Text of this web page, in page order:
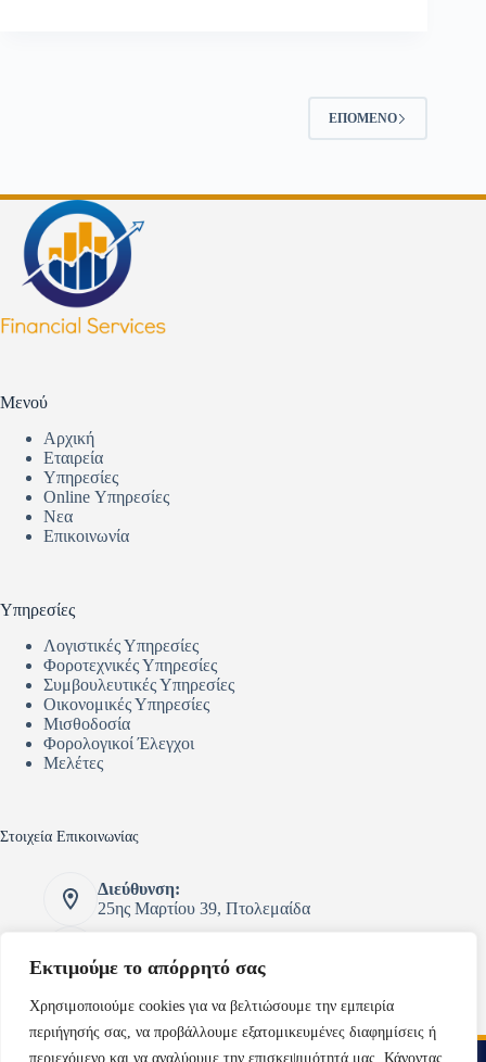
Εκτιμούμε το απόρρητό σας
Χρησιμοποιούμε cookies για να βελτιώσουμε την εμπειρία
περιήγησής σας, να προβάλλουμε εξατομικευμένες διαφημίσεις ή
περιεχόμενο και να αναλύουμε την επισκεψιμότητά μας. Κάνοντας
ΕΠΌΜΕΝΟ
Μενού
Αρχική
Εταιρεία
Υπηρεσίες
Online Υπηρεσίες
Νεα
Επικοινωνία
Υπηρεσίες
Λογιστικές Υπηρεσίες
Φοροτεχνικές Υπηρεσίες
Συμβουλευτικές Υπηρεσίες
Οικονομικές Υπηρεσίες
Μισθοδοσία
Φορολογικοί Έλεγχοι
Μελέτες
Στοιχεία Επικοινωνίας
Διεύθυνση:
25ης Μαρτίου 39, Πτολεμαίδα
2463054069 - 6973051875
Email:
konidisk@otenet.gr
Copy Financial Services Copyright © 2023 - Powered by